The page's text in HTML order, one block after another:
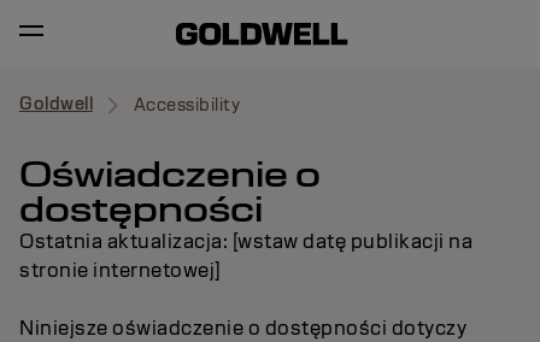
Goldwell Accessibility
Oświadczenie o
dostępności
Ostatnia aktualizacja: [wstaw datę publikacji na
stronie internetowej]
Niniejsze oświadczenie o dostępności dotyczy